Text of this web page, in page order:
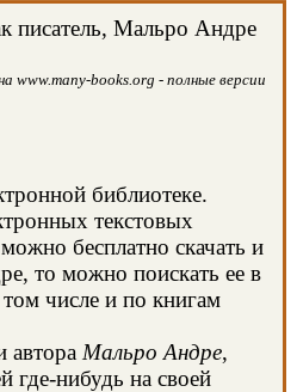
писатель, Мальро Андре
www.many-books.org - полные версии
библиотеке.
текстовых
бесплатно скачать и
то можно поискать ее в
числе и по книгам
автора Мальро Андре,
где-нибудь на своей